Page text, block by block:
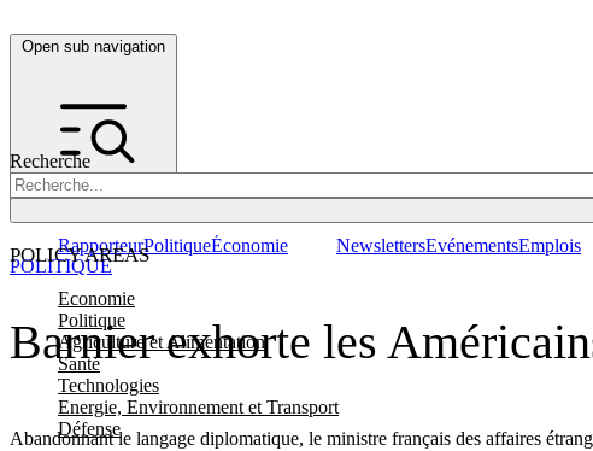
Open sub navigation
Recherche
POLICY AREAS
Economie
Politique
Agriculture et Alimentation
Santé
Technologies
Energie, Environnement et Transport
Défense
RapporteurPolitiqueÉconomie NewslettersEvénementsEmplois
Barnier exhorte les
Abandonnant le langage diplomatique, le ministre français des affaires
POLITIQUE